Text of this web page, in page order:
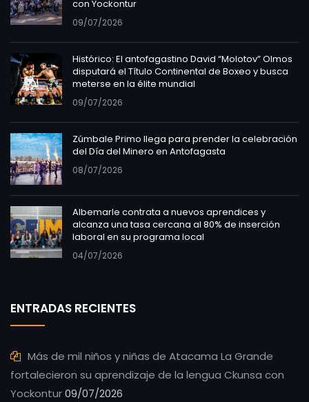
con Yockontur
09/07/2026
Histórico: El antofagastino David “Molotov” Olmos
disputará el Título Continental de Boxeo y busca
meterse en la élite mundial
09/07/2026
Zúmbale Primo llega para prender la celebración
del Día del Minero en Antofagasta
08/07/2026
Albemarle contrata a nuevos aprendices y
alcanza una tasa cercana al 80% de inserción
laboral en su programa local
04/07/2026
ENTRADAS RECIENTES
Más de mil niños y niñas de Atacama La Grande
fortalecieron su aprendizaje de la lengua Ckunsa con
Yockontur09/07/2026